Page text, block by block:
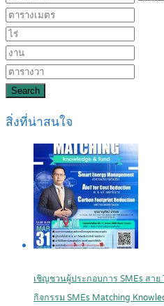
Search
สิ่งที่น่าสนใจ
เชิญชวนผู้ประกอบการ SMEs สาย
กิจกรรม SMEs Matching